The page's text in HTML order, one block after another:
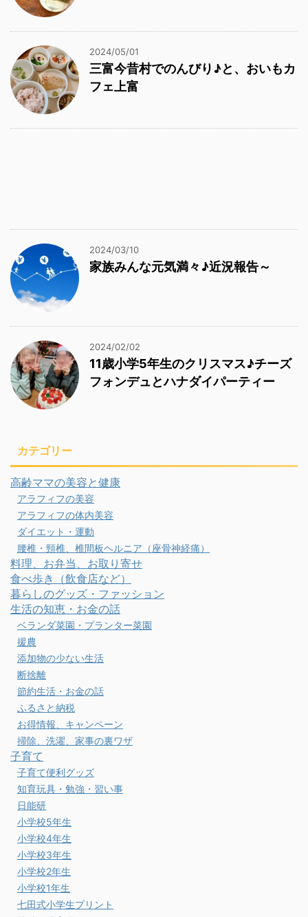
2024/05/01
三富今昔村でのんびり♪と、おいもカ
フェ上富
2024/03/10
家族みんな元気満々♪近況報告～
2024/02/02
11歳小学5年生のクリスマス♪チーズ
フォンデュとハナダイパーティー
カテゴリー
高齢ママの美容と健康
アラフィフの美容
アラフィフの体内美容
ダイエット・運動
腰椎・頸椎、椎間板ヘルニア（座骨神経痛）
料理、お弁当、お取り寄せ
食べ歩き（飲食店など）
暮らしのグッズ・ファッション
生活の知恵・お金の話
ベランダ菜園・プランター菜園
援農
添加物の少ない生活
断捨離
節約生活・お金の話
ふるさと納税
お得情報、キャンペーン
掃除、洗濯、家事の裏ワザ
子育て
子育て便利グッズ
知育玩具・勉強・習い事
日能研
小学校5年生
小学校4年生
小学校3年生
小学校2年生
小学校1年生
七田式小学生プリント